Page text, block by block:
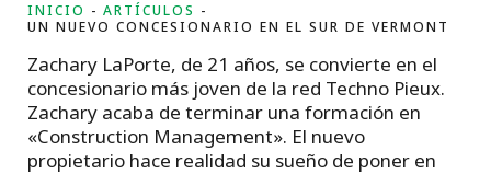
INICIO
ARTÍCULOS
UN NUEVO CONCESIONARIO EN EL SUR DE VERMONT
Zachary LaPorte, de 21 años, se convierte en el
concesionario más joven de la red Techno Pieux.
Zachary acaba de terminar una formación en
«Construction Management». El nuevo
propietario hace realidad su sueño de poner en